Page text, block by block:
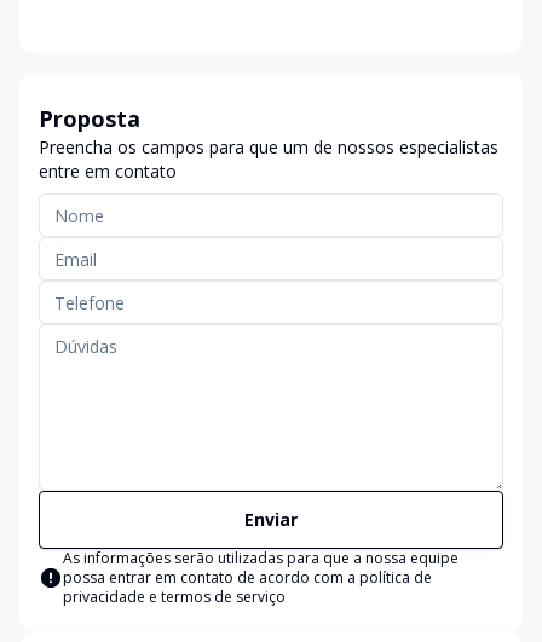
Proposta
Preencha os campos para que um de nossos especialistas
entre em contato
Enviar
As informações serão utilizadas para que a nossa equipe
possa entrar em contato de acordo com a política de
privacidade e termos de serviço